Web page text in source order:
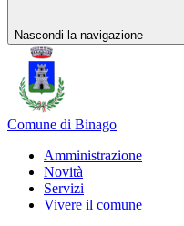
Nascondi la navigazione
Comune di Binago
Amministrazione
Novità
Servizi
Vivere il comune